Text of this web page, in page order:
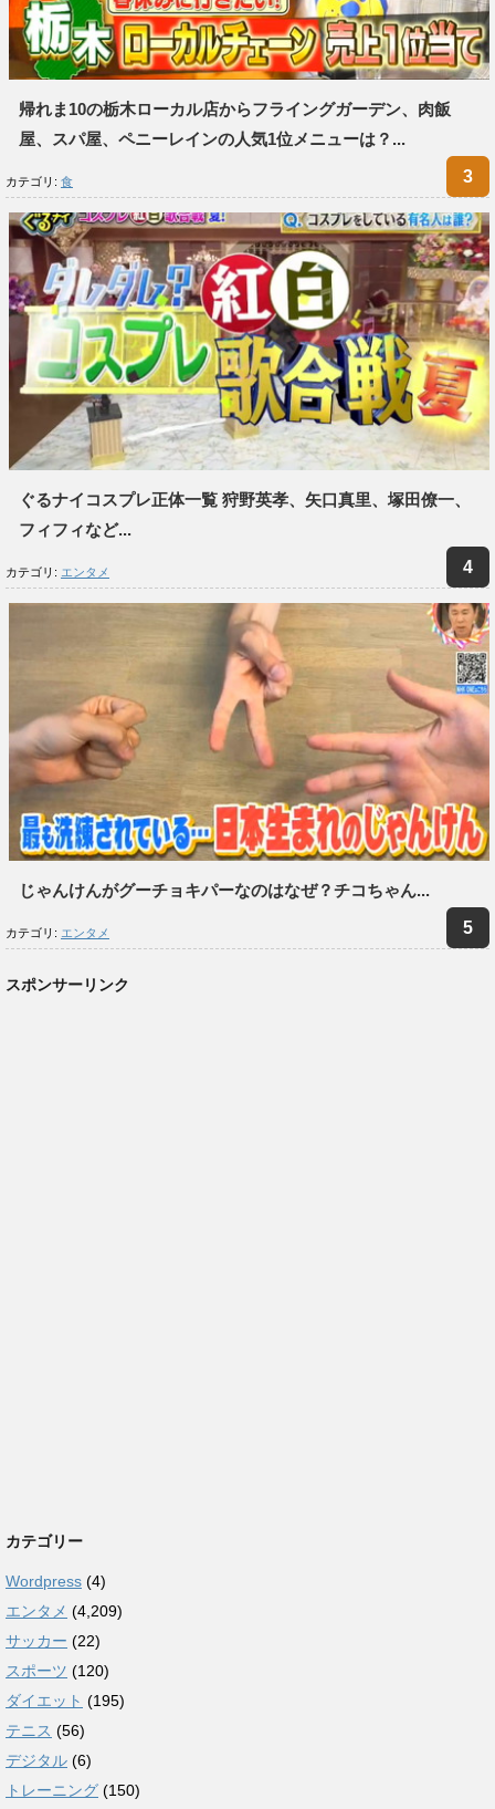
帰れま10の栃木ローカル店からフライングガーデン、肉飯
屋、スパ屋、ペニーレインの人気1位メニューは？...
カテゴリ: 食
ぐるナイコスプレ正体一覧 狩野英孝、矢口真里、塚田僚一、
フィフィなど...
カテゴリ: エンタメ
じゃんけんがグーチョキパーなのはなぜ？チコちゃん...
カテゴリ: エンタメ
スポンサーリンク
カテゴリー
Wordpress (4)
エンタメ (4,209)
サッカー (22)
スポーツ (120)
ダイエット (195)
テニス (56)
デジタル (6)
トレーニング (150)